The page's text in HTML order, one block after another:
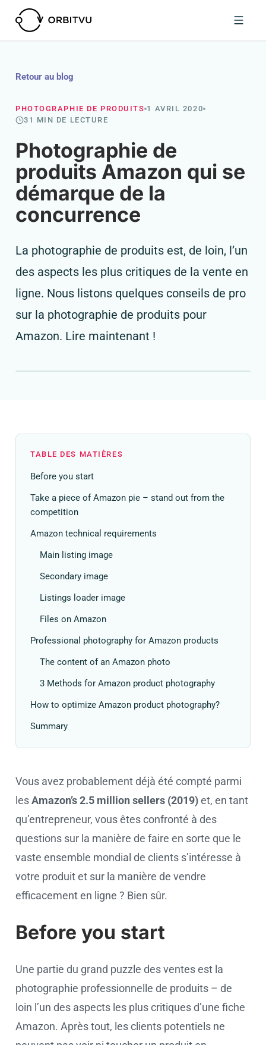
Retour au blog
PHOTOGRAPHIE DE PRODUITS 1 AVRIL 2020
31 MIN DE LECTURE
Photographie de
produits Amazon qui se
démarque de la
concurrence
La photographie de produits est, de loin, l’un
des aspects les plus critiques de la vente en
ligne. Nous listons quelques conseils de pro
sur la photographie de produits pour
Amazon. Lire maintenant !
TABLE DES MATIÈRES
Before you start
Take a piece of Amazon pie – stand out from the
competition
Amazon technical requirements
Main listing image
Secondary image
Listings loader image
Files on Amazon
Professional photography for Amazon products
The content of an Amazon photo
3 Methods for Amazon product photography
How to optimize Amazon product photography?
Summary
Vous avez probablement déjà été compté parmi
lesAmazon’s 2.5 million sellers (2019)et, en tant
qu’entrepreneur, vous êtes confronté à des
questions sur la manière de faire en sorte que le
vaste ensemble mondial de clients s’intéresse à
votre produit et sur la manière de vendre
efficacement en ligne ? Bien sûr.
Before you start
Une partie du grand puzzle des ventes est la
photographie professionnelle de produits – de
loin l’un des aspects les plus critiques d’une fiche
Amazon. Après tout, les clients potentiels ne